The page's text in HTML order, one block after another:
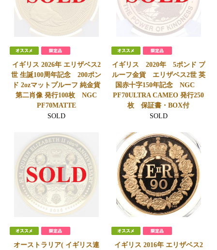
イギリス 2026年 エリザベス2
世 生誕100周年記念 200ポン
ド 2ozマットプルーフ 純金貨
第二肖像 発行100枚 NGC
PF70MATTE
SOLD
イギリス 2020年 5ポンド プ
ルーフ金貨 エリザベス2世 英
国赤十字150年記念 NGC
PF70ULTRA CAMEO 発行250
枚 保証書・BOX付
SOLD
オーストラリア( イギリス連
イギリス 2016年 エリザベス2